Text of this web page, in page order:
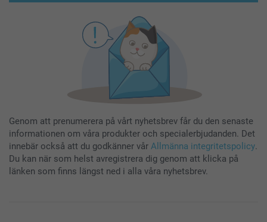
Genom att prenumerera på vårt nyhetsbrev får du den senaste
informationen om våra produkter och specialerbjudanden. Det
innebär också att du godkänner vår Allmänna integritetspolicy.
Du kan när som helst avregistrera dig genom att klicka på
länken som finns längst ned i alla våra nyhetsbrev.